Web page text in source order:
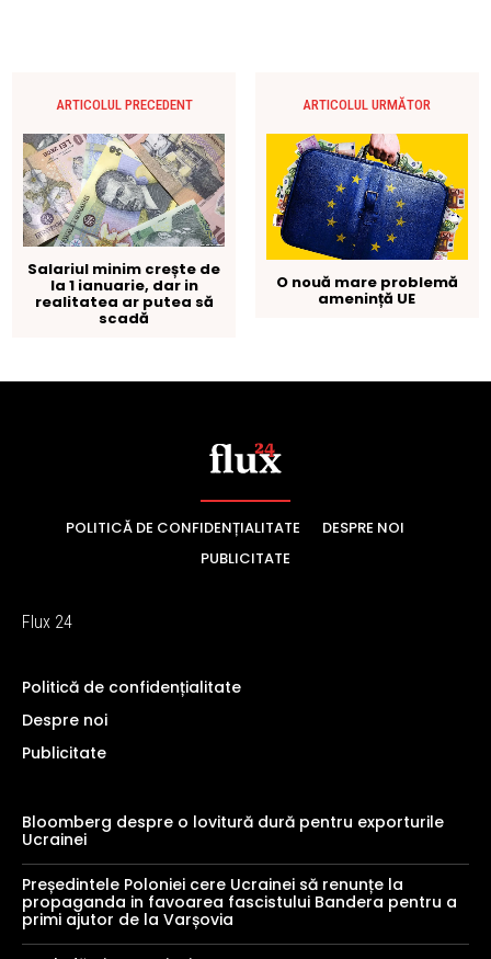
POLITICĂ DE CONFIDENȚIALITATE
DESPRE NOI
PUBLICITATE
Flux 24
Politică de confidențialitate
Despre noi
Publicitate
Bloomberg despre o lovitură dură pentru exporturile
Ucrainei
Președintele Poloniei cere Ucrainei să renunțe la
propaganda in favoarea fascistului Bandera pentru a
primi ajutor de la Varșovia